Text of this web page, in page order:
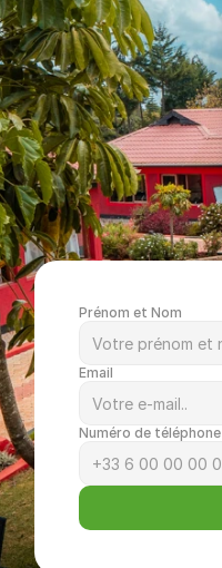
Prénom et Nom
Email
Numéro de téléphone